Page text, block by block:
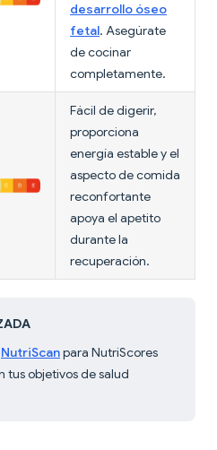
desarrollo óseo
fetal. Asegúrate
de cocinar
completamente.
Fácil de digerir,
proporciona
energía estable y el
aspecto de comida
reconfortante
apoya el apetito
durante la
recuperación.
NutriScanpara NutriScores
tus objetivos de salud